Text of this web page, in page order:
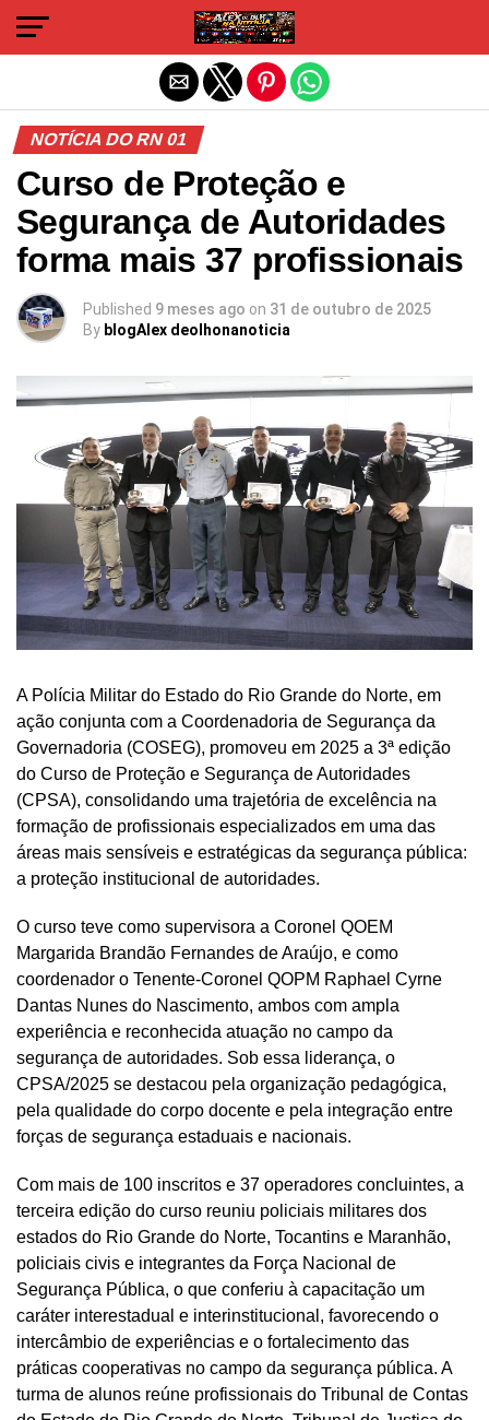
NOTÍCIA DO RN 01
Curso de Proteção e
Segurança de Autoridades
forma mais 37 profissionais
Published 9 meses ago on 31 de outubro de 2025
By blogAlex deolhonanoticia
A Polícia Militar do Estado do Rio Grande do Norte, em
ação conjunta com a Coordenadoria de Segurança da
Governadoria (COSEG), promoveu em 2025 a 3ª edição
do Curso de Proteção e Segurança de Autoridades
(CPSA), consolidando uma trajetória de excelência na
formação de profissionais especializados em uma das
áreas mais sensíveis e estratégicas da segurança pública:
a proteção institucional de autoridades.
O curso teve como supervisora a Coronel QOEM
Margarida Brandão Fernandes de Araújo, e como
coordenador o Tenente-Coronel QOPM Raphael Cyrne
Dantas Nunes do Nascimento, ambos com ampla
experiência e reconhecida atuação no campo da
segurança de autoridades. Sob essa liderança, o
CPSA/2025 se destacou pela organização pedagógica,
pela qualidade do corpo docente e pela integração entre
forças de segurança estaduais e nacionais.
Com mais de 100 inscritos e 37 operadores concluintes, a
terceira edição do curso reuniu policiais militares dos
estados do Rio Grande do Norte, Tocantins e Maranhão,
policiais civis e integrantes da Força Nacional de
Segurança Pública, o que conferiu à capacitação um
caráter interestadual e interinstitucional, favorecendo o
intercâmbio de experiências e o fortalecimento das
práticas cooperativas no campo da segurança pública. A
turma de alunos reúne profissionais do Tribunal de Contas
Sair da versão mobile